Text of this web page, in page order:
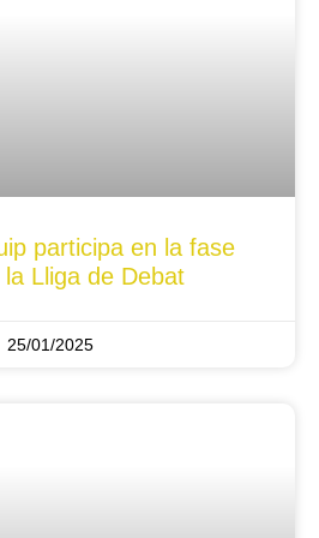
participa en la fase
la Lliga de Debat
25/01/2025